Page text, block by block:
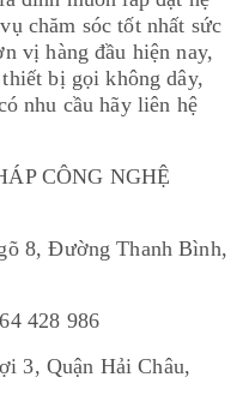
chăm sóc tốt nhất sức
vị hàng đầu hiện nay,
bị gọi không dây,
nhu cầu hãy liên hệ
CÔNG NGHỆ
8, Đường Thanh Bình,
428 986
3, Quận Hải Châu,